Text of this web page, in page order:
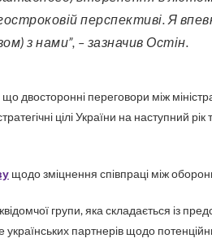
перспективі. Я
з нами”, – зазначив Остін.
двосторонні переговори між
цілі України на наступний
щодо зміцнення співпраці між
групи, яка складається із
партнерів щодо